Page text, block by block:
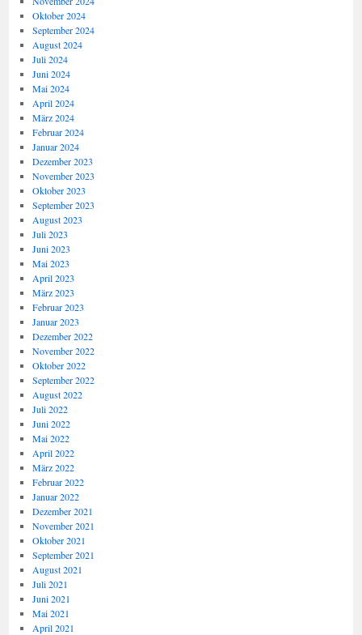
Oktober 2024
September 2024
August 2024
Juli 2024
Juni 2024
Mai 2024
April 2024
März 2024
Februar 2024
Januar 2024
Dezember 2023
November 2023
Oktober 2023
September 2023
August 2023
Juli 2023
Juni 2023
Mai 2023
April 2023
März 2023
Februar 2023
Januar 2023
Dezember 2022
November 2022
Oktober 2022
September 2022
August 2022
Juli 2022
Juni 2022
Mai 2022
April 2022
März 2022
Februar 2022
Januar 2022
Dezember 2021
November 2021
Oktober 2021
September 2021
August 2021
Juli 2021
Juni 2021
Mai 2021
April 2021